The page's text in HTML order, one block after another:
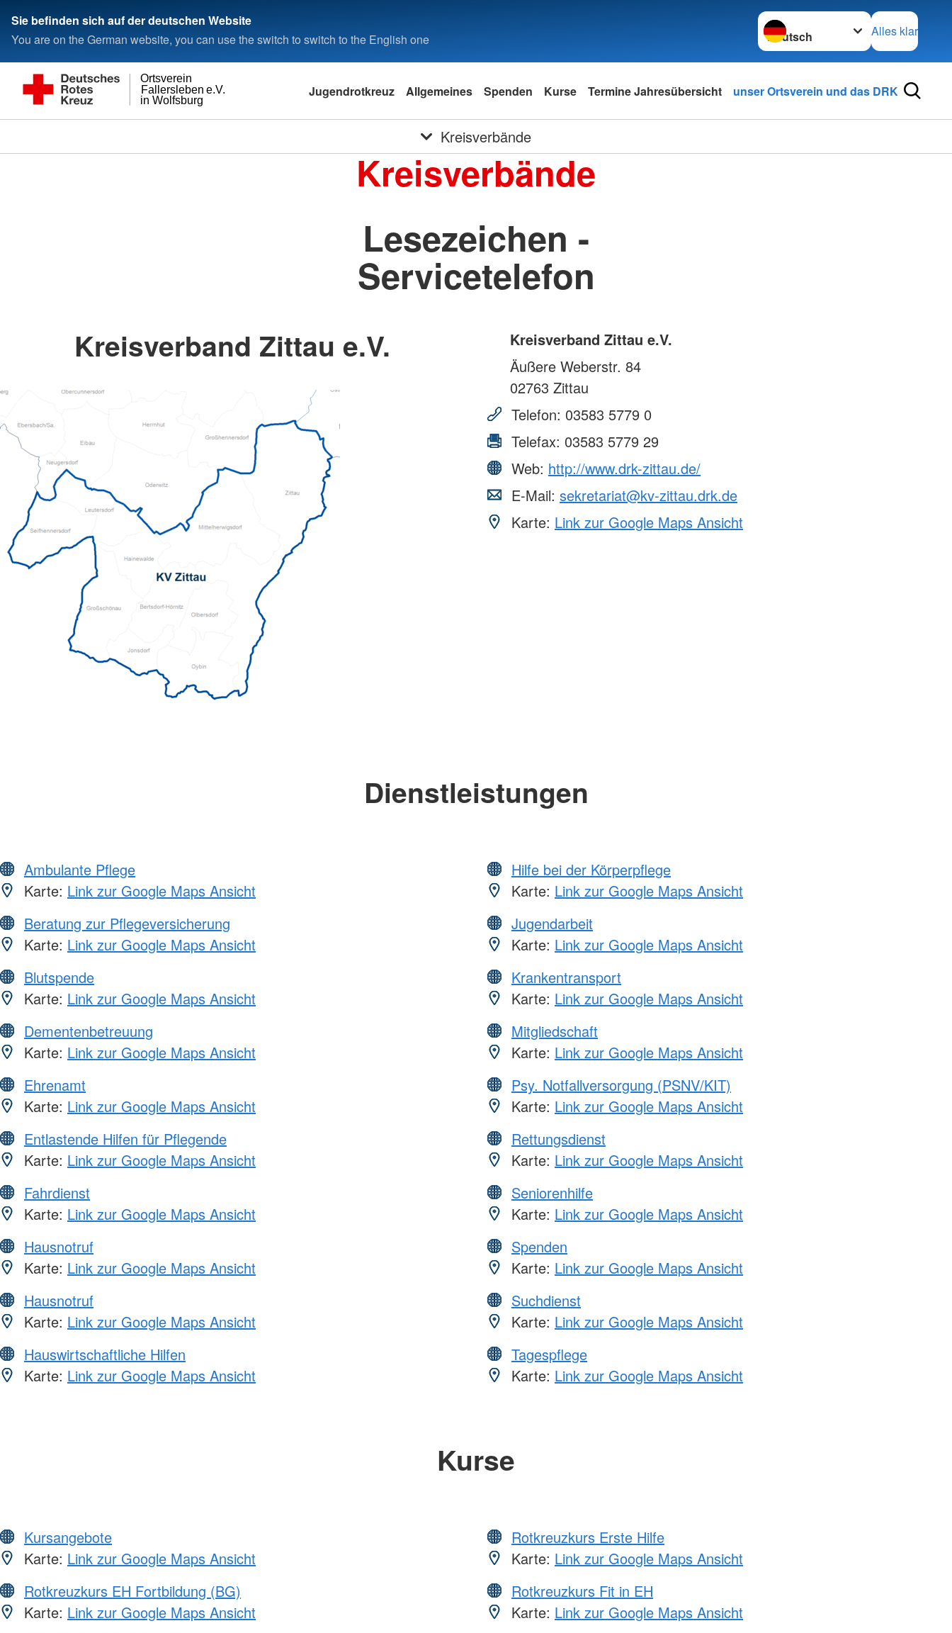
Sie befinden sich auf der deutschen Website
You are on the German website, you can use the switch to switch to the English one
Sprache wechseln zu
Alles klar
in Wolfsburg
Fallersleben e.V.
Ortsverein
Jugendrotkreuz Allgemeines Spenden Kurse Termine Jahresübersicht unser Ortsverein und das DRK
Kreisverbände
Kreisverbände
Lesezeichen -
Servicetelefon
Kreisverband Zittau e.V.
Kreisverband Zittau e.V.
Äußere Weberstr. 84
02763 Zittau
Telefon: 03583 5779 0
Telefax: 03583 5779 29
Web: http://www.drk-zittau.de/
E-Mail: sekretariat@kv-zittau.drk.de
Karte: Link zur Google Maps Ansicht
Dienstleistungen
Ambulante Pflege
Karte: Link zur Google Maps Ansicht
Beratung zur Pflegeversicherung
Karte: Link zur Google Maps Ansicht
Blutspende
Karte: Link zur Google Maps Ansicht
Dementenbetreuung
Karte: Link zur Google Maps Ansicht
Ehrenamt
Karte: Link zur Google Maps Ansicht
Entlastende Hilfen für Pflegende
Karte: Link zur Google Maps Ansicht
Fahrdienst
Karte: Link zur Google Maps Ansicht
Hausnotruf
Karte: Link zur Google Maps Ansicht
Hausnotruf
Karte: Link zur Google Maps Ansicht
Hauswirtschaftliche Hilfen
Karte: Link zur Google Maps Ansicht
Hilfe bei der Körperpflege
Karte: Link zur Google Maps Ansicht
Jugendarbeit
Karte: Link zur Google Maps Ansicht
Krankentransport
Karte: Link zur Google Maps Ansicht
Mitgliedschaft
Karte: Link zur Google Maps Ansicht
Psy. Notfallversorgung (PSNV/KIT)
Karte: Link zur Google Maps Ansicht
Rettungsdienst
Karte: Link zur Google Maps Ansicht
Seniorenhilfe
Karte: Link zur Google Maps Ansicht
Spenden
Karte: Link zur Google Maps Ansicht
Suchdienst
Karte: Link zur Google Maps Ansicht
Tagespflege
Karte: Link zur Google Maps Ansicht
Kurse
Kursangebote
Karte: Link zur Google Maps Ansicht
Rotkreuzkurs EH Fortbildung (BG)
Karte: Link zur Google Maps Ansicht
Rotkreuzkurs Erste Hilfe
Karte: Link zur Google Maps Ansicht
Rotkreuzkurs Fit in EH
Karte: Link zur Google Maps Ansicht